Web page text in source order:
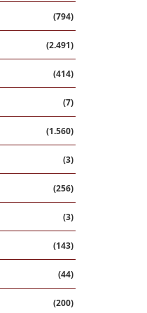
(794)
(2.491)
(414)
(7)
(1.560)
(3)
(256)
(3)
(143)
(44)
(200)